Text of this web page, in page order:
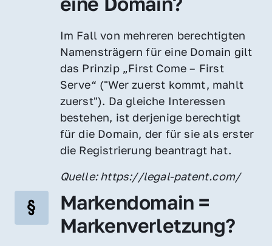
Im Fall von mehreren berechtigten
Namensträgern für eine Domain gilt
das Prinzip „First Come – First
Serve“ ("Wer zuerst kommt, mahlt
zuerst"). Da gleiche Interessen
bestehen, ist derjenige berechtigt
für die Domain, der für sie als erster
die Registrierung beantragt hat.
Quelle: https://legal-patent.com/
Markendomain =
Markenverletzung?